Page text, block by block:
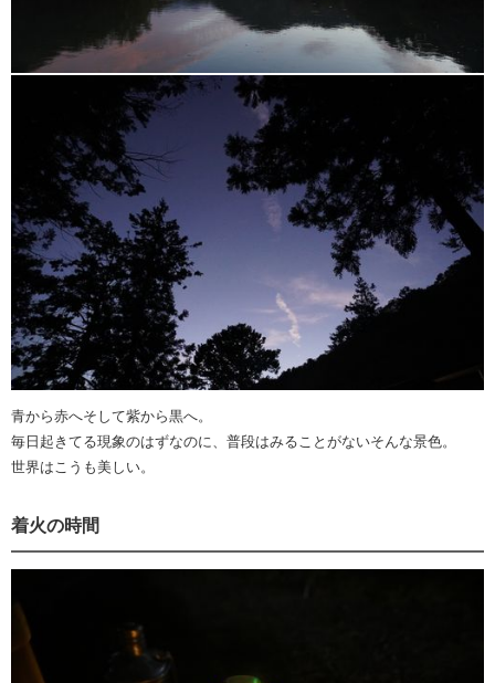
青から赤へそして紫から黒へ。
毎日起きてる現象のはずなのに、普段はみることがないそんな景色。
世界はこうも美しい。
着火の時間